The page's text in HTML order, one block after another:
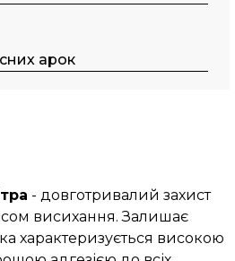
арок
- довготривалий захист
висихання. Залишає
характеризується високою